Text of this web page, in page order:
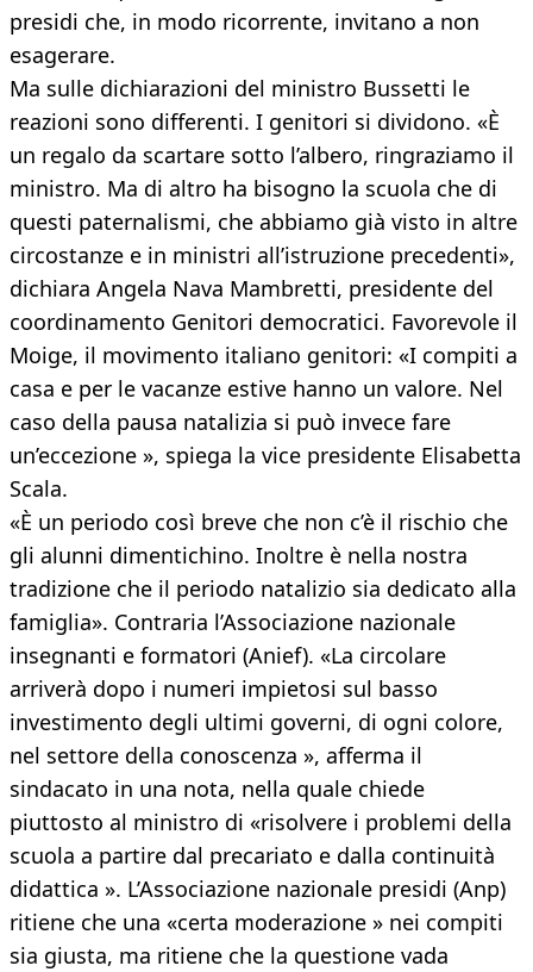
presidi che, in modo ricorrente, invitano a non
esagerare.
Ma sulle dichiarazioni del ministro Bussetti le
reazioni sono differenti. I genitori si dividono. «È
un regalo da scartare sotto l’albero, ringraziamo il
ministro. Ma di altro ha bisogno la scuola che di
questi paternalismi, che abbiamo già visto in altre
circostanze e in ministri all’istruzione precedenti»,
dichiara Angela Nava Mambretti, presidente del
coordinamento Genitori democratici. Favorevole il
Moige, il movimento italiano genitori: «I compiti a
casa e per le vacanze estive hanno un valore. Nel
caso della pausa natalizia si può invece fare
un’eccezione », spiega la vice presidente Elisabetta
Scala.
«È un periodo così breve che non c’è il rischio che
gli alunni dimentichino. Inoltre è nella nostra
tradizione che il periodo natalizio sia dedicato alla
famiglia». Contraria l’Associazione nazionale
insegnanti e formatori (Anief). «La circolare
arriverà dopo i numeri impietosi sul basso
investimento degli ultimi governi, di ogni colore,
nel settore della conoscenza », afferma il
sindacato in una nota, nella quale chiede
piuttosto al ministro di «risolvere i problemi della
scuola a partire dal precariato e dalla continuità
didattica ». L’Associazione nazionale presidi (Anp)
ritiene che una «certa moderazione » nei compiti
sia giusta, ma ritiene che la questione vada